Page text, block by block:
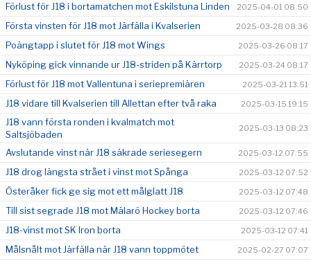
Förlust för J18 i bortamatchen mot Eskilstuna Linden 2025-04-01 08:50
Första vinsten för J18 mot Järfälla i Kvalserien 2025-03-28 08:36
Poängtapp i slutet för J18 mot Wings 2025-03-26 08:17
Nyköping gick vinnande ur J18-striden på Kärrtorp 2025-03-24 08:17
Förlust för J18 mot Vallentuna i seriepremiären 2025-03-21 13:51
J18 vidare till Kvalserien till Allettan efter två raka 2025-03-15 19:15
J18 vann första ronden i kvalmatch mot
Saltsjöbaden
2025-03-13 08:23
Avslutande vinst när J18 säkrade seriesegern 2025-03-12 07:55
J18 drog längsta strået i vinst mot Spånga 2025-03-12 07:52
Österåker fick ge sig mot ett målglatt J18 2025-03-12 07:48
Till sist segrade J18 mot Mälarö Hockey borta 2025-03-12 07:46
J18-vinst mot SK Iron borta 2025-03-12 07:41
Målsnålt mot Järfälla när J18 vann toppmötet 2025-02-27 07:07